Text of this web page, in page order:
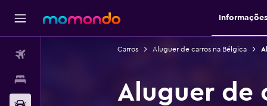
Informações
Carros Aluguer de carros na Bélgica
Aluguer de